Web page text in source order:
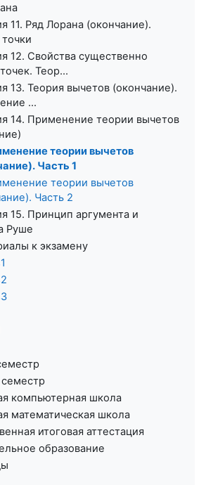
11. Ряд Лорана (окончание).
12. Свойства существенно
Теор...
13. Теория вычетов (окончание).
...
14. Применение теории вычетов
теории вычетов
Часть 1
теории вычетов
Часть 2
15. Принцип аргумента и
Руше
к экзамену
компьютерная школа
математическая школа
итоговая аттестация
образование